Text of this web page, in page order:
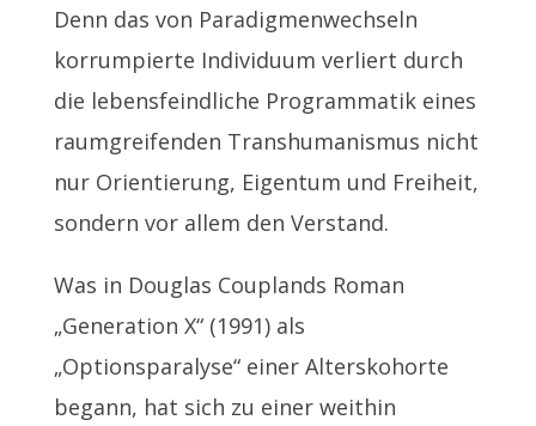
Denn das von Paradigmenwechseln
korrumpierte Individuum verliert durch
die lebensfeindliche Programmatik eines
raumgreifenden Transhumanismus nicht
nur Orientierung, Eigentum und Freiheit,
sondern vor allem den Verstand.
Was in Douglas Couplands Roman
„Generation X“ (1991) als
„Optionsparalyse“ einer Alterskohorte
begann, hat sich zu einer weithin